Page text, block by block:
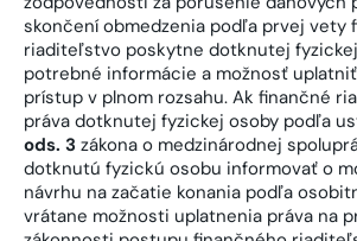
skončení obmedzenia podľa prvej vety
riaditeľstvo poskytne dotknutej
potrebné informácie a možnosť
prístup v plnom rozsahu. Ak finančné
práva dotknutej fyzickej osoby podľa
ods. 3 zákona o medzinárodnej
dotknutú fyzickú osobu informovať o
návrhu na začatie konania podľa
vrátane možnosti uplatnenia práva na